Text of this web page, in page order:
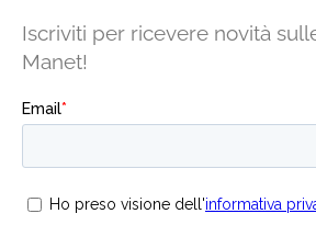
Iscriviti per ricevere novità
Manet!